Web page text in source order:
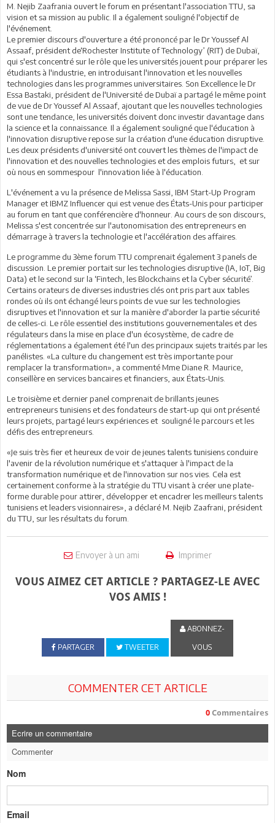
M. Nejib Zaafrania ouvert le forum en présentant l'association TTU, sa
vision et sa mission au public. Il a également souligné l'objectif de
l'événement.
Le premier discours d'ouverture a été prononcé par le Dr Youssef Al
Assaaf, président de‘Rochester Institute of Technology’ (RIT) de Dubaï,
qui s'est concentré sur le rôle que les universités jouent pour préparer les
étudiants à l'industrie, en introduisant l'innovation et les nouvelles
technologies dans les programmes universitaires. Son Excellence le Dr
Essa Bastaki, président de l'Université de Dubaï a partagé le même point
de vue de Dr Youssef Al Assaaf, ajoutant que les nouvelles technologies
sont une tendance, les universités doivent donc investir davantage dans
la science et la connaissance. Il a également souligné que l'éducation à
l'innovation disruptive repose sur la création d'une éducation disruptive.
Les deux présidents d'université ont couvert les thèmes de l'impact de
l'innovation et des nouvelles technologies et des emplois futurs, et sur
où nous en sommespour l'innovation liée à l'éducation.
L'événement a vu la présence de Melissa Sassi, IBM Start-Up Program
Manager et IBMZ Influencer qui est venue des États-Unis pour participer
au forum en tant que conférencière d'honneur. Au cours de son discours,
Melissa s'est concentrée sur l'autonomisation des entrepreneurs en
démarrage à travers la technologie et l'accélération des affaires.
Le programme du 3ème forum TTU comprenait également 3 panels de
discussion. Le premier portait sur les technologies disruptive (IA, IoT, Big
Data) et le second sur la ‘Fintech, les Blockchains et la Cyber sécurité’.
Certains orateurs de diverses industries clés ont pris part aux tables
rondes où ils ont échangé leurs points de vue sur les technologies
disruptives et l'innovation et sur la manière d'aborder la partie sécurité
de celles-ci. Le rôle essentiel des institutions gouvernementales et des
régulateurs dans la mise en place d'un écosystème, de cadre de
réglementations a également été l'un des principaux sujets traités par les
panélistes. «La culture du changement est très importante pour
remplacer la transformation», a commenté Mme Diane R. Maurice,
conseillère en services bancaires et financiers, aux États-Unis.
Le troisième et dernier panel comprenait de brillants jeunes
entrepreneurs tunisiens et des fondateurs de start-up qui ont présenté
leurs projets, partagé leurs expériences et souligné le parcours et les
défis des entrepreneurs.
«Je suis très fier et heureux de voir de jeunes talents tunisiens conduire
l'avenir de la révolution numérique et s'attaquer à l'impact de la
transformation numérique et de l'innovation sur nos vies. Cela est
certainement conforme à la stratégie du TTU visant à créer une plate-
forme durable pour attirer, développer et encadrer les meilleurs talents
tunisiens et leaders visionnaires», a déclaré M. Nejib Zaafrani, président
du TTU, sur les résultats du forum.
Envoyer à un ami Imprimer
VOUS AIMEZ CET ARTICLE ? PARTAGEZ-LE AVEC
VOS AMIS !
PARTAGER TWEETER
ABONNEZ-
VOUS
COMMENTER CET ARTICLE
0 Commentaires
Ecrire un commentaire
Commenter
Nom
Email